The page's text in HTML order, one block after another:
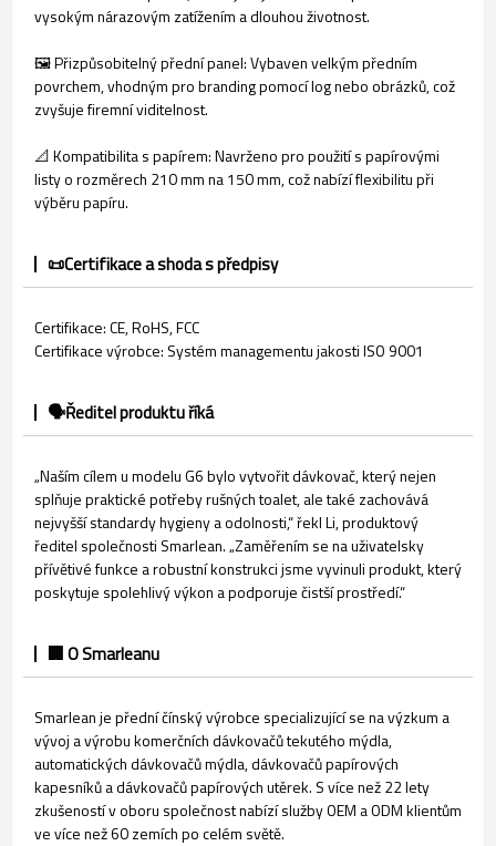
vysokým nárazovým zatížením a dlouhou životnost.
🖼️ Přizpůsobitelný přední panel: Vybaven velkým předním
povrchem, vhodným pro branding pomocí log nebo obrázků, což
zvyšuje firemní viditelnost.
📐 Kompatibilita s papírem: Navrženo pro použití s papírovými
listy o rozměrech 210 mm na 150 mm, což nabízí flexibilitu při
výběru papíru.
📜Certifikace a shoda s předpisy
Certifikace: CE, RoHS, FCC
Certifikace výrobce: Systém managementu jakosti ISO 9001
🗣️Ředitel produktu říká
„Naším cílem u modelu G6 bylo vytvořit dávkovač, který nejen
splňuje praktické potřeby rušných toalet, ale také zachovává
nejvyšší standardy hygieny a odolnosti,“ řekl Li, produktový
ředitel společnosti Smarlean. „Zaměřením se na uživatelsky
přívětivé funkce a robustní konstrukci jsme vyvinuli produkt, který
poskytuje spolehlivý výkon a podporuje čistší prostředí.“
🏢 O Smarleanu
Smarlean je přední čínský výrobce specializující se na výzkum a
vývoj a výrobu komerčních dávkovačů tekutého mýdla,
automatických dávkovačů mýdla, dávkovačů papírových
kapesníků a dávkovačů papírových utěrek. S více než 22 lety
zkušeností v oboru společnost nabízí služby OEM a ODM klientům
ve více než 60 zemích po celém světě.